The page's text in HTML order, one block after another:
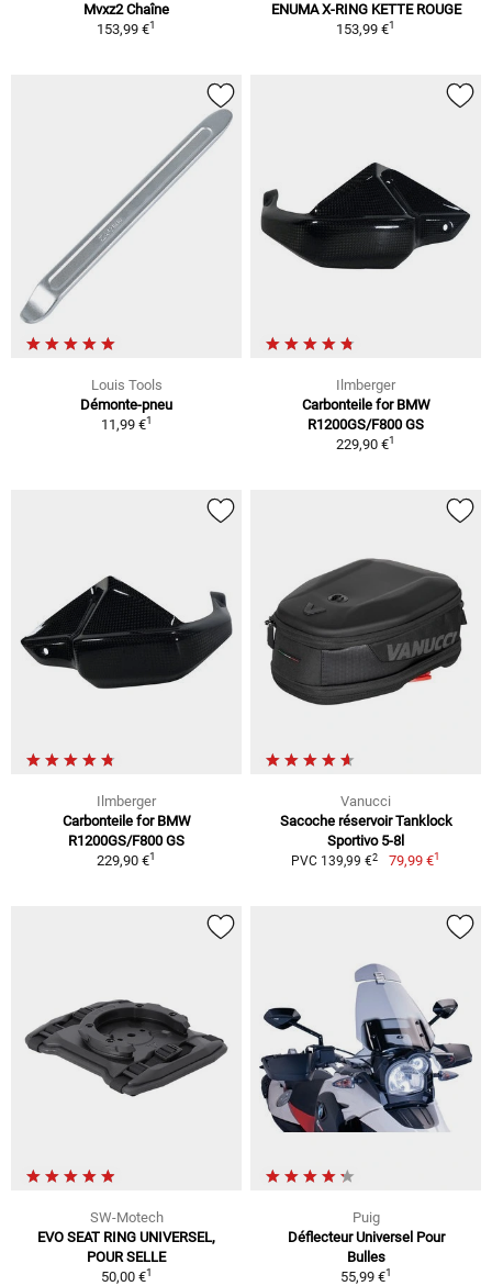
Mvxz2 Chaîne
153,99 €1
ENUMA X-RING KETTE ROUGE
153,99 €1
Louis Tools
Démonte-pneu
11,99 €1
Ilmberger
Carbonteile for BMW
R1200GS/F800 GS
229,90 €1
Ilmberger
Carbonteile for BMW
R1200GS/F800 GS
229,90 €1
Vanucci
Sacoche réservoir Tanklock
Sportivo 5-8l
PVC 139,99 €2 79,99 €1
SW-Motech
EVO SEAT RING UNIVERSEL,
POUR SELLE
50,00 €1
Puig
Déflecteur Universel Pour
Bulles
55,99 €1